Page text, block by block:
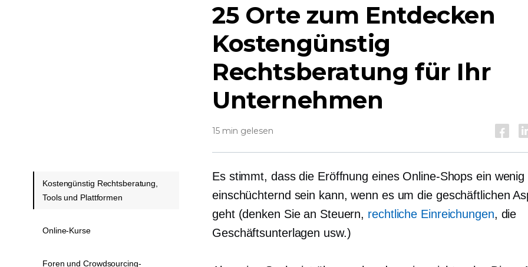
25 Orte zum Entdecken
Kostengünstig
Rechtsberatung für Ihr
Unternehmen
15 min gelesen
Es stimmt, dass die Eröffnung eines Online-Shops ein wenig
einschüchternd sein kann, wenn es um die geschäftlichen
geht (denken Sie an Steuern, rechtliche Einreichungen, die
Geschäftsunterlagen usw.)
Kostengünstig Rechtsberatung,
Tools und Plattformen
Online-Kurse
Foren und Crowdsourcing-